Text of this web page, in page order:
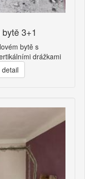
3+1
bytě s
drážkami
detail